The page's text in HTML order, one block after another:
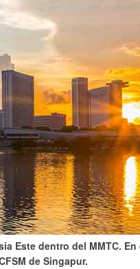
Este dentro del MMTC.
de Singapur.